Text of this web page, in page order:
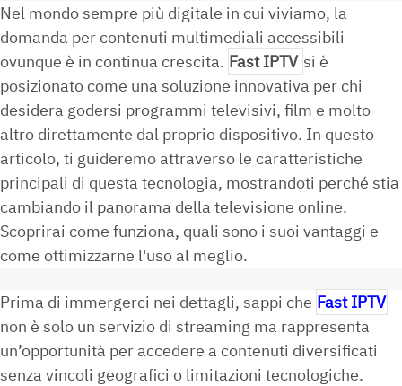
Nel mondo sempre più digitale in cui viviamo, la
domanda per contenuti multimediali accessibili
ovunque è in continua crescita. Fast IPTV si è
posizionato come una soluzione innovativa per chi
desidera godersi programmi televisivi, film e molto
altro direttamente dal proprio dispositivo. In questo
articolo, ti guideremo attraverso le caratteristiche
principali di questa tecnologia, mostrandoti perché stia
cambiando il panorama della televisione online.
Scoprirai come funziona, quali sono i suoi vantaggi e
come ottimizzarne l'uso al meglio.
Prima di immergerci nei dettagli, sappi che Fast IPTV
non è solo un servizio di streaming ma rappresenta
un’opportunità per accedere a contenuti diversificati
senza vincoli geografici o limitazioni tecnologiche.